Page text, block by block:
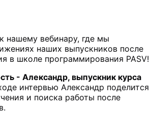
нашему вебинару, где мы
наших выпускников после
в школе программирования PASV!
- Александр, выпускник курса
интервью Александр поделится
и поиска работы после